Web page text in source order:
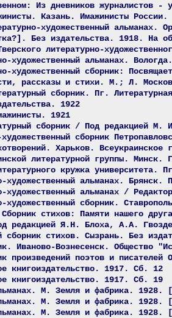
Из дневников
Казань. Имажинисты России.
художественный альманах.
Без издательства. 1918. На
литературно-
художественный альманах.
художественный сборник:
рассказы и стихи. М.; Л.
сборник. Пг.
1922
1921
сборник / Под редакцией М.
сборник
Харьков. Всеукраинское
литературной группы. Минск.
кружка университета.
художественный альманах. Брянск.
художественный альманах /
художественный сборник.
Сборник стихов: Памяти нашего
редакцией Я.Н. Блоха, А.А.
сборник стихов. Сызрань. Без
Иваново-Вознесенск. Общество
произведений поэтов и писателей
книгоиздательство. 1917. Сб. 12
книгоиздательство. 1917. Сб. 19
М. Земля и фабрика.
М. Земля и фабрика.
М. Земля и фабрика.